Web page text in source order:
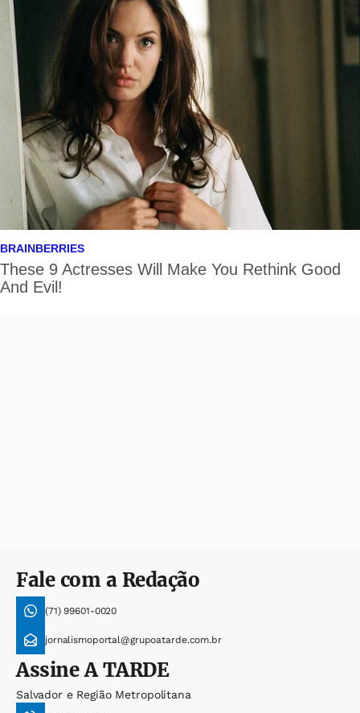
Fale com a Redação
(71) 99601-0020
jornalismoportal@grupoatarde.com.br
AssineA TARDE
Salvador e Região Metropolitana